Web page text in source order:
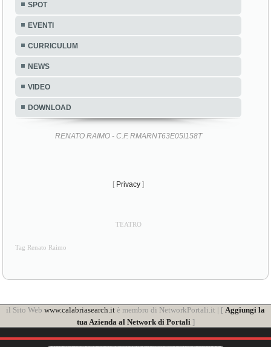
SPOT
EVENTI
CURRICULUM
NEWS
VIDEO
DOWNLOAD
RENATO RAIMO - C.F. RMARNT63E05I158T
[ Privacy ]
TEATRO
Tag Renato Raimo
il Sito Web www.calabriasearch.it è membro di NetworkPortali.it | [ Aggiungi la
tua Azienda al Network di Portali]